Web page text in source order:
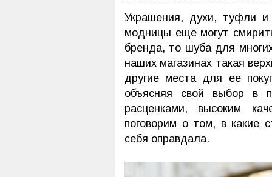
Украшения, духи, туфли
модницы еще могут
бренда, то шуба для
наших магазинах такая
другие места для ее
объясняя свой выбор в
расценками, высоким
поговорим о том, в какие
себя оправдала.